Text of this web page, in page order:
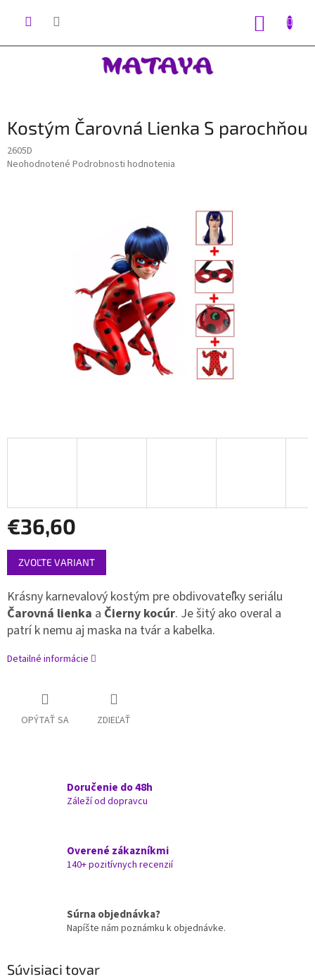
Kostým Čarovná Lienka S parochňou
2605D
Priemerné
Neohodnotené Podrobnosti hodnotenia
€36,60
Jednotková
cena:
ZVOĽTE VARIANT
Krásny karnevalový kostým pre obdivovateľky seriálu
Čarovná lienka a Čierny kocúr. Je šitý ako overal a
patrí k nemu aj maska ​​na tvár a kabelka.
Detailné informácie
OPÝTAŤ SA ZDIEĽAŤ
Doručenie do 48h
Záleží od dopravcu
Overené zákazníkmi
140+ pozitívnych recenzií
Súrna objednávka?
Napíšte nám poznámku k objednávke.
Súvisiaci tovar